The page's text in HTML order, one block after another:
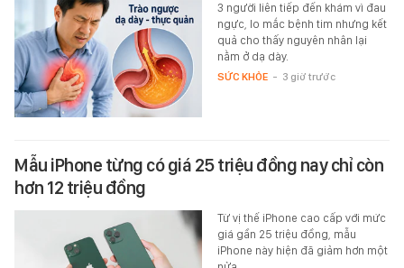
3 người liên tiếp đến khám vì đau
ngực, lo mắc bệnh tim nhưng kết
quả cho thấy nguyên nhân lại
nằm ở dạ dày.
SỨC KHỎE - 3 giờ trước
Mẫu iPhone từng có giá 25 triệu đồng nay chỉ còn
hơn 12 triệu đồng
Từ vị thế iPhone cao cấp với mức
giá gần 25 triệu đồng, mẫu
iPhone này hiện đã giảm hơn một